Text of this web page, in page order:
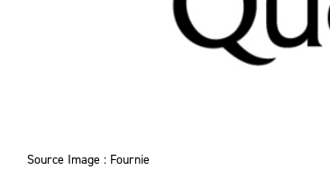
Source Image : Fournie